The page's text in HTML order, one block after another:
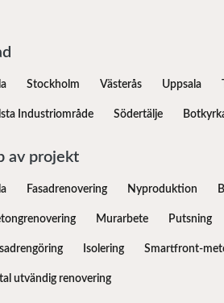
Stockholm Västerås Uppsala
Industriområde Södertälje
av projekt
Fasadrenovering Nyproduktion
Murarbete Putsning
Isolering Smartfront-
utvändig renovering